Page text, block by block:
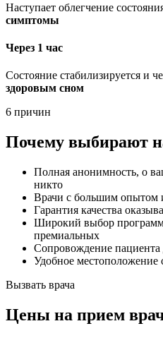
Наступает облегчение
симптомы
Через 1 час
Состояние стабилизируется и
здоровым сном
6 причин
Почему выбирают
Полная анонимность, о
никто
Врачи с большим опытом
Гарантия качества
Широкий выбор
премиальных
Сопровождение
Удобное местоположение
Вызвать врача
Цены на прием